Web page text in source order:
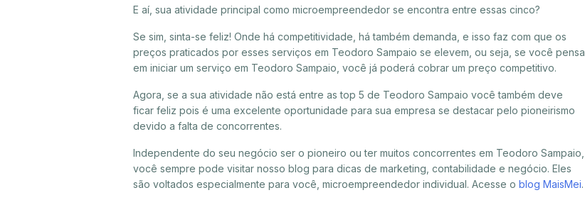
E aí, sua atividade principal como microempreendedor se encontra entre essas cinco?
Se sim, sinta-se feliz! Onde há competitividade, há também demanda, e isso faz com que os
preços praticados por esses serviços em Teodoro Sampaio se elevem, ou seja, se você pensa
em iniciar um serviço em Teodoro Sampaio, você já poderá cobrar um preço competitivo.
Agora, se a sua atividade não está entre as top 5 de Teodoro Sampaio você também deve
ficar feliz pois é uma excelente oportunidade para sua empresa se destacar pelo pioneirismo
devido a falta de concorrentes.
Independente do seu negócio ser o pioneiro ou ter muitos concorrentes em Teodoro Sampaio,
você sempre pode visitar nosso blog para dicas de marketing, contabilidade e negócio. Eles
são voltados especialmente para você, microempreendedor individual. Acesse o blog MaisMei.